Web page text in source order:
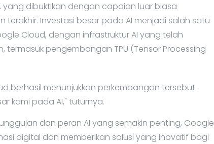
, yang dibuktikan dengan capaian luar biasa
Investasi besar pada AI menjadi salah satu
Cloud, dengan infrastruktur AI yang telah
termasuk pengembangan TPU (Tensor Processing
berhasil menunjukkan perkembangan tersebut.
kami pada AI," tuturnya.
dan peran AI yang semakin penting, Google
digital dan memberikan solusi yang inovatif bagi